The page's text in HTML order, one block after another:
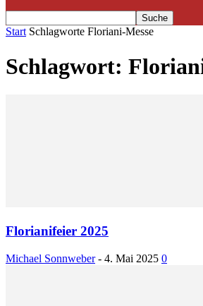
Start Schlagworte Floriani-Messe
Schlagwort:
Florianifeier 2025
Michael Sonnweber - 4. Mai 2025 0